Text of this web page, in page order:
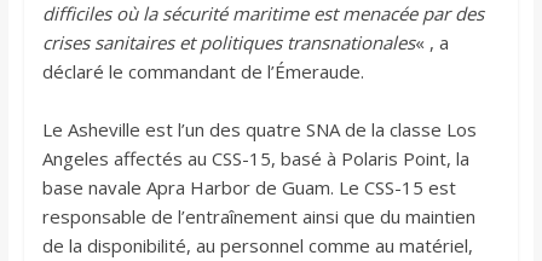
difficiles où la sécurité maritime est menacée par des
crises sanitaires et politiques transnationales« , a
déclaré le commandant de l’Émeraude.
Le Asheville est l’un des quatre SNA de la classe Los
Angeles affectés au CSS-15, basé à Polaris Point, la
base navale Apra Harbor de Guam. Le CSS-15 est
responsable de l’entraînement ainsi que du maintien
de la disponibilité, au personnel comme au matériel,